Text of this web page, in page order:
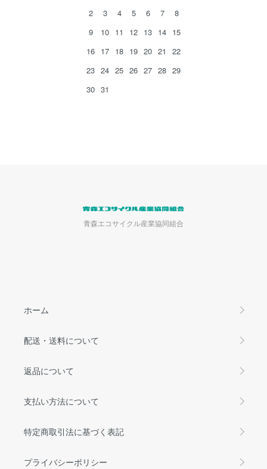
2
3 4 5 6 7
8
9
10 11 12 13 14 15
16 17 18 19 20 21
22
23 24 25 26 27 28 29
30 31
青森エコサイクル産業協同組合
ホーム
配送・送料について
返品について
支払い方法について
特定商取引法に基づく表記
プライバシーポリシー